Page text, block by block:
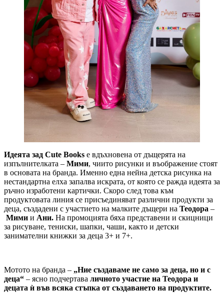
Идеята зад Cute Books е вдъхновена от дъщерята на
изпълнителката – Мими, чиито рисунки и въображение стоят
в основата на бранда. Именно една нейна детска рисунка на
нестандартна елха запалва искрата, от която се ражда идеята за
ръчно изработени картички. Скоро след това към
продуктовата линия се присъединяват различни продукти за
деца, създадени с участието на малките дъщери на Теодора –
Мими и Ани. На промоцията бяха представени и скицници
за рисуване, тениски, шапки, чаши, както и детски
занимателни книжки за деца 3+ и 7+.
Мотото на бранда – „Ние създаваме не само за деца, но и с
деца“ – ясно подчертава личното участие на Теодора и
децата ѝ във всяка стъпка от създаването на продуктите.